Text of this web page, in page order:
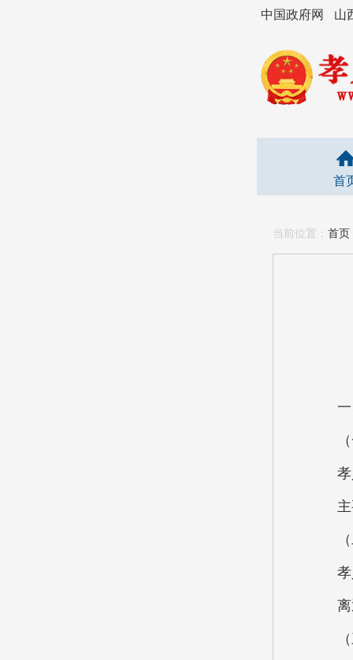
中国政府网 山
首
当前位置： 首页
一
（一
孝义
主要
（二
孝义
离退
（三